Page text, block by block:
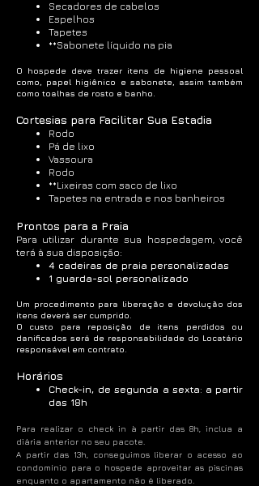
Secadores de cabelos
Espelhos
Tapetes
**Sabonete líquido na pia
O hospede deve trazer itens de higiene pessoal
como, papel higiênico e sabonete, assim também
como toalhas de rosto e banho.
Cortesias para Facilitar Sua Estadia
Rodo
Pá de lixo
Vassoura
Rodo
**Lixeiras com saco de lixo
Tapetes na entrada e nos banheiros
Prontos para a Praia
Para utilizar durante sua hospedagem, você
terá à sua disposição:
4 cadeiras de praia personalizadas
1 guarda-sol personalizado
Um procedimento para liberação e devolução dos
itens deverá ser cumprido.
O custo para reposição de itens perdidos ou
danificados será de responsabilidade do Locatário
responsável em contrato.
Horários
Check-in, de segunda a sexta: a partir
das 18h
Para realizar o check in à partir das 8h, inclua a
diária anterior no seu pacote.
A partir das 13h, conseguimos liberar o acesso ao
condomínio para o hospede aproveitar as piscinas
enquanto o apartamento não é liberado.